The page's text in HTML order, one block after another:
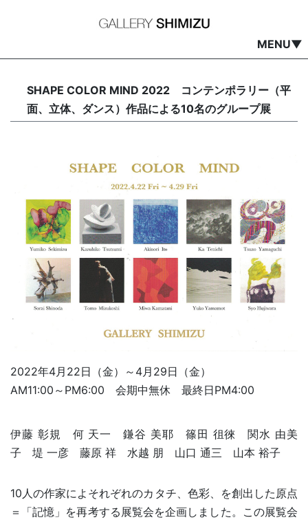
MENU▼
SHAPE COLOR MIND 2022 コンテンポラリー（平
面、立体、ダンス）作品による10名のグループ展
2022年4月22日（金）～4月29日（金）
AM11:00～PM6:00 会期中無休 最終日PM4:00
伊藤 彰規 何 天一 鎌谷 美耶 篠田 徂徠 関水 由美
子 堤 一彦 藤原 祥 水越 朋 山口 通三 山本 裕子
10人の作家によそれぞれのカタチ、色彩、を創出した原点
＝「記憶」を再考する展覧会を企画しました。この展覧会